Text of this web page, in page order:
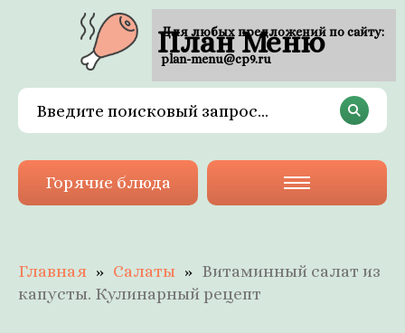
План Меню
Горячие блюда
Главная Салаты
Витаминный салат из
капусты. Кулинарный рецепт
Для любых предложений по сайту:
plan-menu@cp9.ru